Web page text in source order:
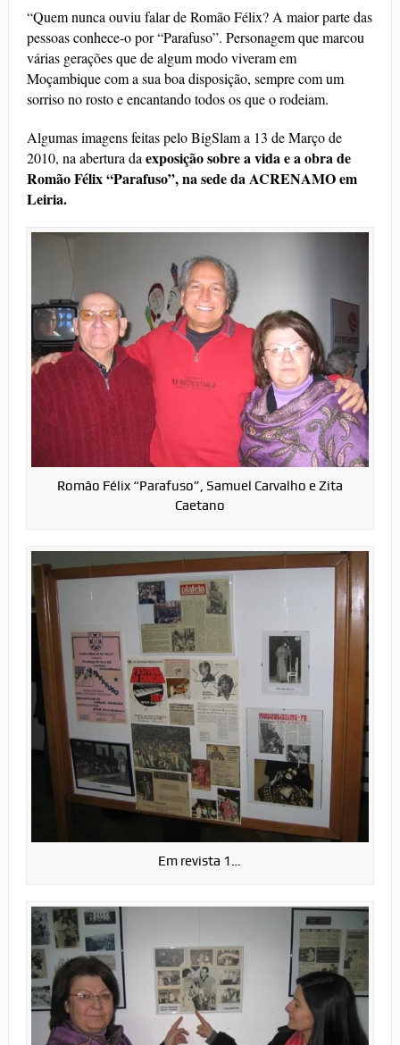
“Quem nunca ouviu falar de Romão Félix? A maior parte das
pessoas conhece-o por “Parafuso”. Personagem que marcou
várias gerações que de algum modo viveram em
Moçambique com a sua boa disposição, sempre com um
sorriso no rosto e encantando todos os que o rodeiam.
Algumas imagens feitas pelo BigSlam a 13 de Março de
2010, na abertura da exposição sobre a vida e a obra de
Romão Félix “Parafuso”, na sede da ACRENAMO em
Leiria.
Romão Félix “Parafuso”, Samuel Carvalho e Zita
Caetano
Em revista 1…